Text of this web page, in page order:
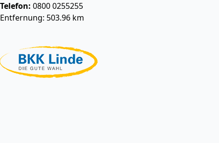
Telefon: 0800 0255255
Entfernung: 503.96 km